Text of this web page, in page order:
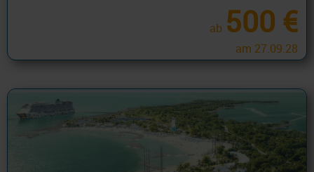
ab 500 €
am 27.09.28